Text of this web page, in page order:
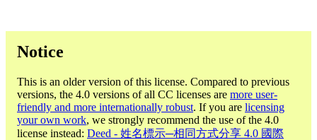
Notice
This is an older version of this license. Compared to previous
versions, the 4.0 versions of all CC licenses are more user-
friendly and more internationally robust. If you are licensing
your own work, we strongly recommend the use of the 4.0
license instead: Deed - 姓名標示─相同方式分享 4.0 國際